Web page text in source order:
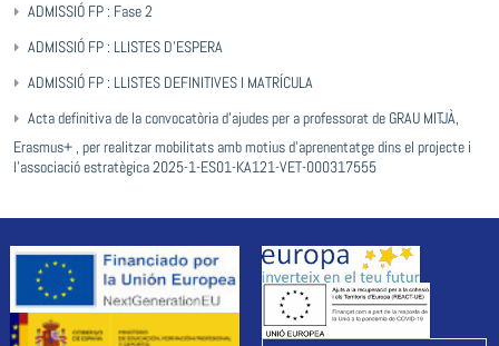
ADMISSIÓ FP : Fase 2
ADMISSIÓ FP : LLISTES D’ESPERA
ADMISSIÓ FP : LLISTES DEFINITIVES I MATRÍCULA
Acta definitiva de la convocatòria d’ajudes per a professorat de GRAU MITJÀ,
Erasmus+ , per realitzar mobilitats amb motius d’aprenentatge dins el projecte i
l’associació estratègica 2025-1-ES01-KA121-VET-000317555